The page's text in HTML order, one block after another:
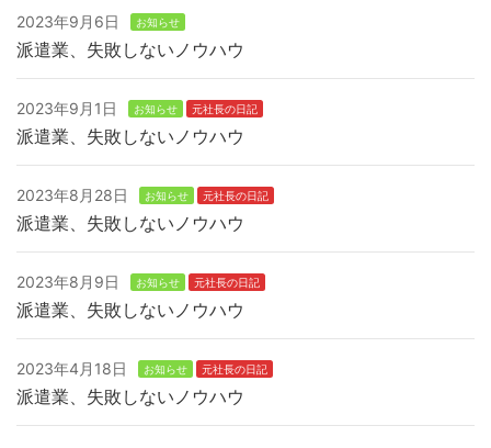
2023年9月6日 お知らせ
派遣業、失敗しないノウハウ
2023年9月1日 お知らせ 元社長の日記
派遣業、失敗しないノウハウ
2023年8月28日 お知らせ 元社長の日記
派遣業、失敗しないノウハウ
2023年8月9日 お知らせ 元社長の日記
派遣業、失敗しないノウハウ
2023年4月18日 お知らせ 元社長の日記
派遣業、失敗しないノウハウ